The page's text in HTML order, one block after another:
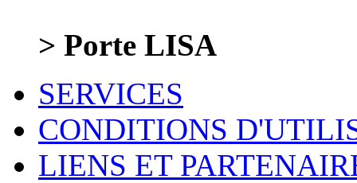
> Porte LISA
SERVICES
CONDITIONS
LIENS ET